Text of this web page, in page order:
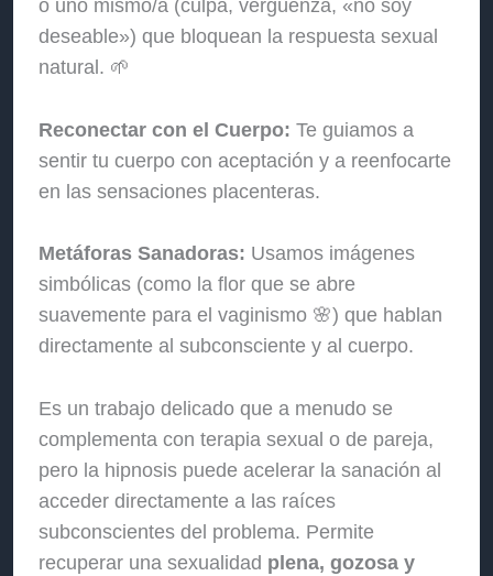
o uno mismo/a (culpa, vergüenza, «no soy
deseable») que bloquean la respuesta sexual
natural. 🌱
Reconectar con el Cuerpo: Te guiamos a
sentir tu cuerpo con aceptación y a reenfocarte
en las sensaciones placenteras.
Metáforas Sanadoras: Usamos imágenes
simbólicas (como la flor que se abre
suavemente para el vaginismo 🌸) que hablan
directamente al subconsciente y al cuerpo.
Es un trabajo delicado que a menudo se
complementa con terapia sexual o de pareja,
pero la hipnosis puede acelerar la sanación al
acceder directamente a las raíces
subconscientes del problema. Permite
recuperar una sexualidad plena, gozosa y